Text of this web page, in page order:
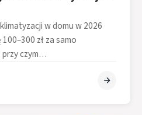
w domu w 2026
zł za samo
przy czym…